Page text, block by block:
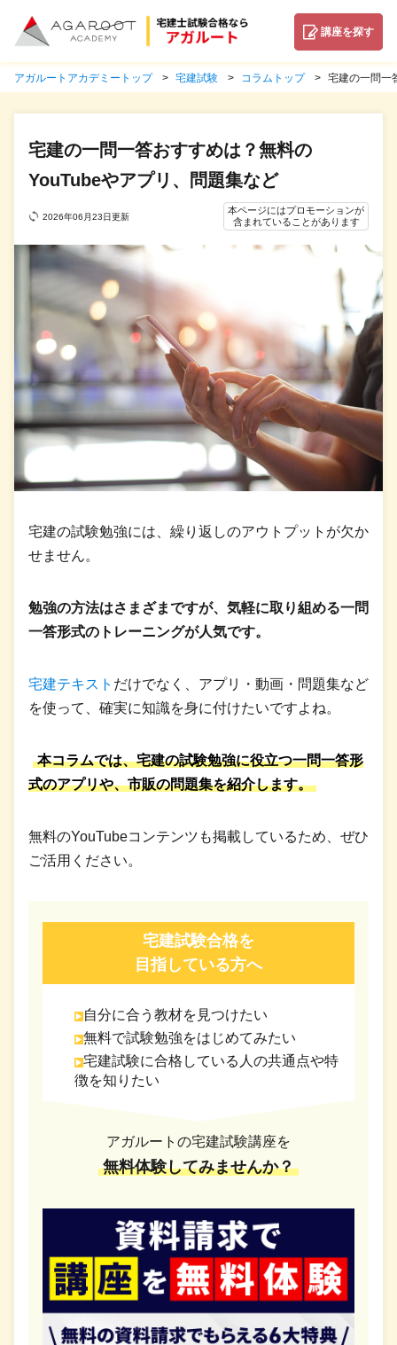
講座を探す
アガルートアカデミートップ 宅建試験 コラムトップ 宅建の一問一
宅建の一問一答おすすめは？無料の
YouTubeやアプリ、問題集など
2026年06月23日更新
本ページにはプロモーションが
含まれていることがあります
宅建の試験勉強には、繰り返しのアウトプットが欠か
せません。
勉強の方法はさまざまですが、気軽に取り組める一問
一答形式のトレーニングが人気です。
宅建テキスト だけでなく、アプリ・動画・問題集など
を使って、確実に知識を身に付けたいですよね。
本コラムでは、宅建の試験勉強に役立つ一問一答形
式のアプリや、市販の問題集を紹介します。
無料のYouTubeコンテンツも掲載しているため、ぜひ
ご活用ください。
宅建試験合格を
目指している方へ
自分に合う教材を見つけたい
無料で試験勉強をはじめてみたい
宅建試験に合格している人の共通点や特
徴を知りたい
アガルートの宅建試験講座を
無料体験してみませんか？